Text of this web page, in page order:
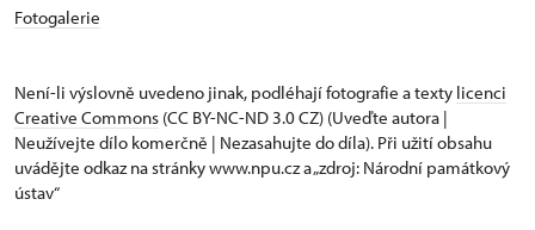
Fotogalerie
Není-li výslovně uvedeno jinak, podléhají fotografie a texty licenci
Creative Commons (CC BY-NC-ND 3.0 CZ) (Uveďte autora |
Neužívejte dílo komerčně | Nezasahujte do díla). Při užití obsahu
uvádějte odkaz na stránky www.npu.cz a „zdroj: Národní památkový
ústav“